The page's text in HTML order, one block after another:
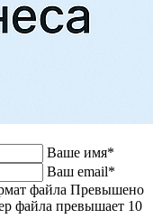
Ваше имя*
Ваш email*
файла Превышено
файла превышает 10